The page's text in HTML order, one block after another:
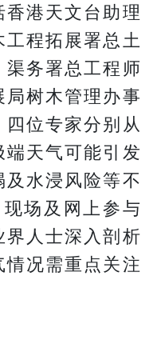
香港天文台助理
程拓展署总土
务署总工程师
树木管理办事
位专家分别从
天气可能引发
水浸风险等不
场及网上参与
人士深入剖析
况需重点关注